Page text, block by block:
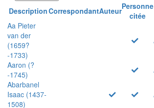
DescriptionCorrespondantAuteurPersonne
citée
Aa Pieter
van der
(1659?
-1733)
Aaron (?
-1745)
Abarbanel
Isaac (1437-
1508)